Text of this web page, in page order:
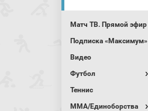
Матч ТВ. Прямой эфир
Подписка «Максимум»
Видео
Футбол
Теннис
MMA/Единоборства